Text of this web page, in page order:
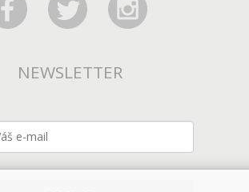
NEWSLETTER